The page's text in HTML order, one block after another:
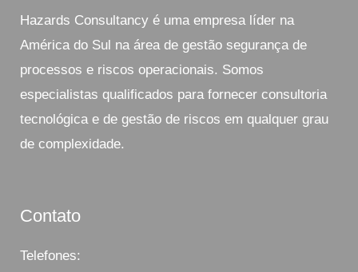
Hazards Consultancy é uma empresa líder na
América do Sul na área de gestão segurança de
processos e riscos operacionais. Somos
especialistas qualificados para fornecer consultoria
tecnológica e de gestão de riscos em qualquer grau
de complexidade.
Contato
Telefones: